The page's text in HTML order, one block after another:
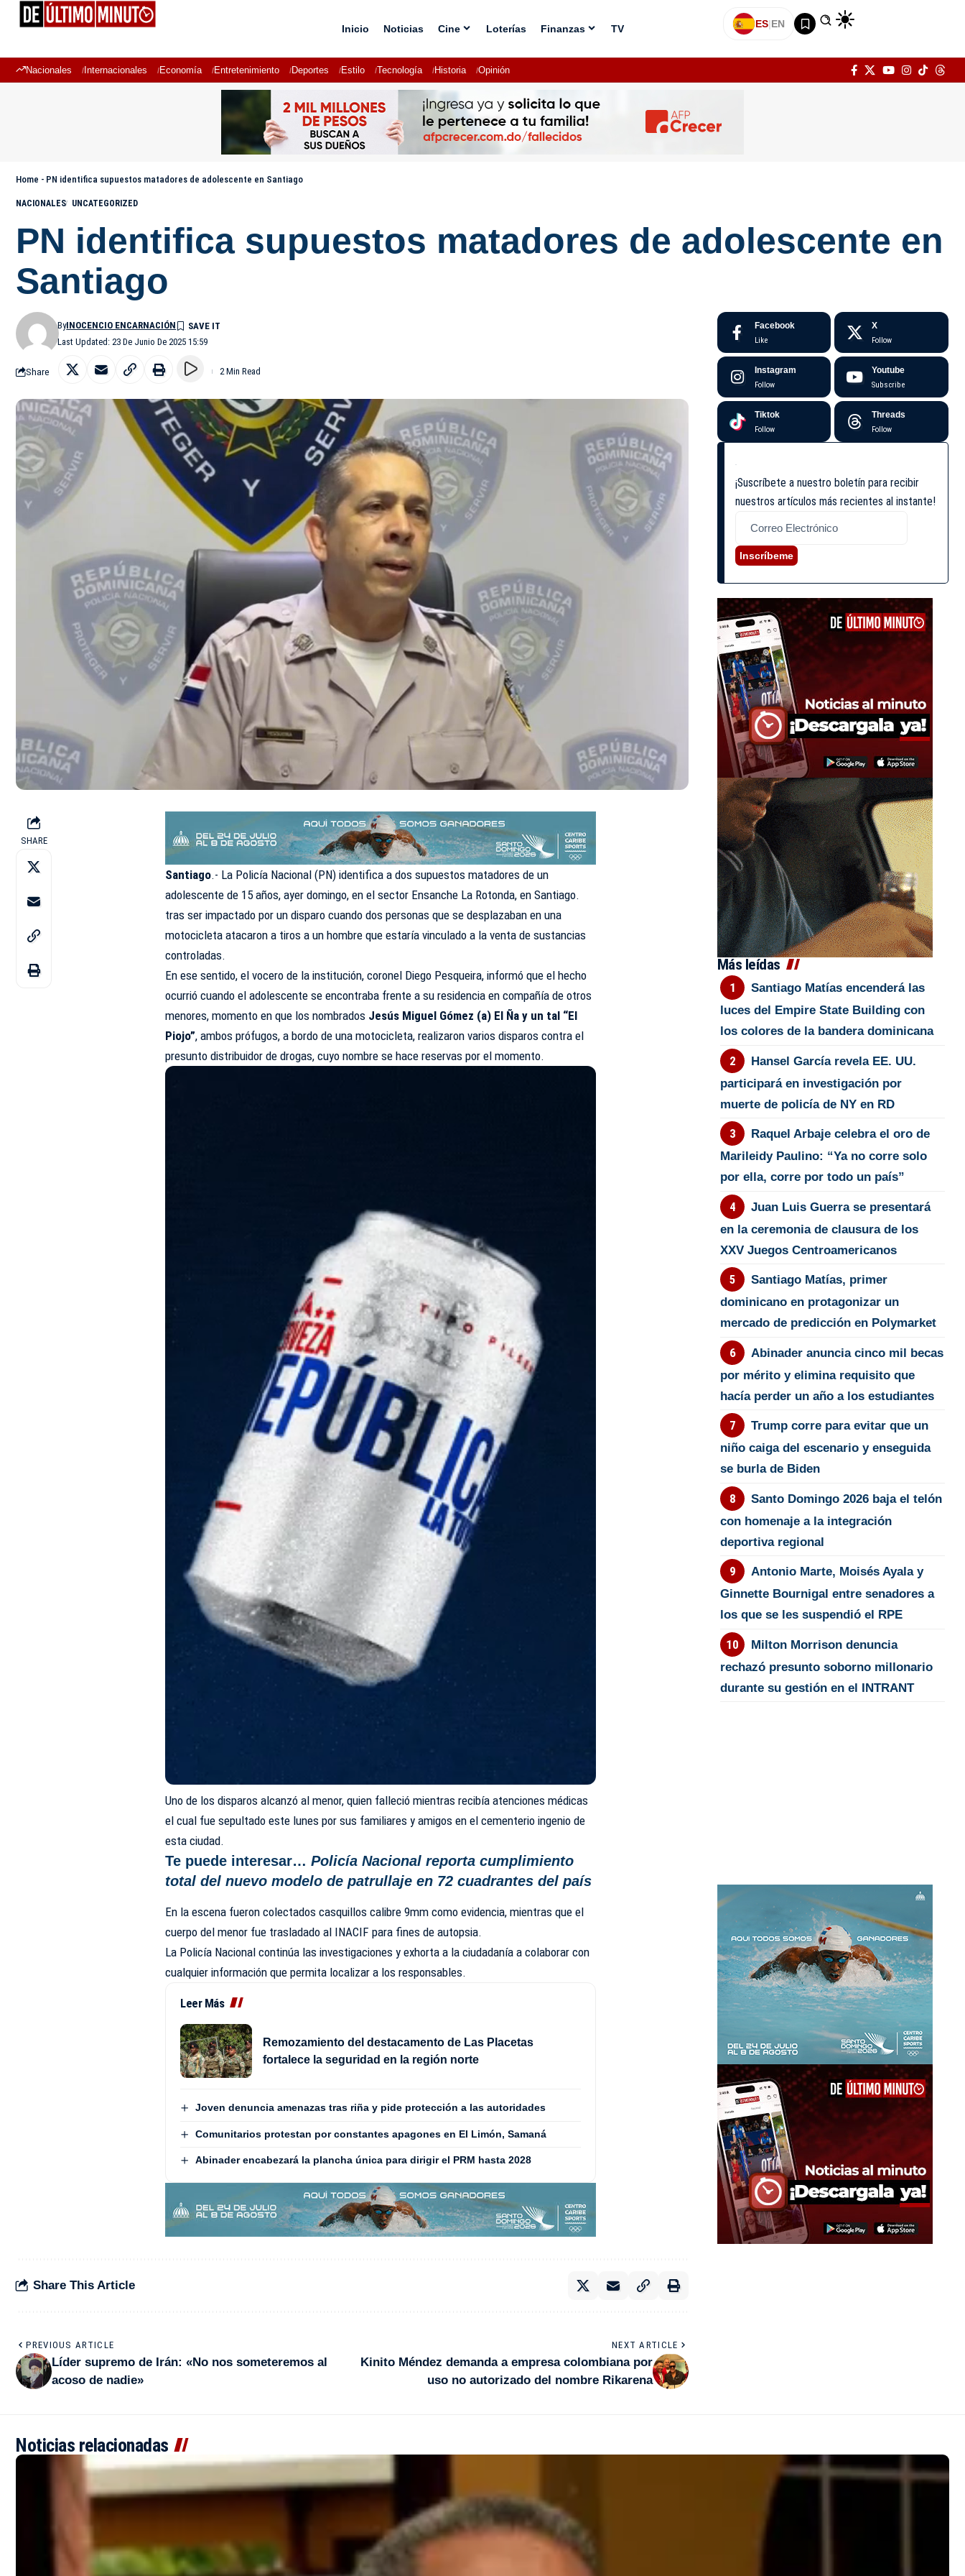
Inicio Noticias Cine Loterías Finanzas TV ES|EN
Nacionales Internacionales Economía Entretenimiento Deportes Estilo Tecnología Historia Opinión
Home - PN identifica supuestos matadores de adolescente en Santiago
NACIONALES UNCATEGORIZED
PN identifica supuestos matadores de adolescente en
Santiago
Last Updated: 23 De Junio De 2025 15:59
ByINOCENCIO ENCARNACIÓN
Share 2 Min Read
SHARE
Santiago.- La Policía Nacional (PN) identifica a dos supuestos matadores de un
adolescente de 15 años, ayer domingo, en el sector Ensanche La Rotonda, en Santiago.
tras ser impactado por un disparo cuando dos personas que se desplazaban en una
motocicleta atacaron a tiros a un hombre que estaría vinculado a la venta de sustancias
controladas.
En ese sentido, el vocero de la institución, coronel Diego Pesqueira, informó que el hecho
ocurrió cuando el adolescente se encontraba frente a su residencia en compañía de otros
menores, momento en que los nombrados Jesús Miguel Gómez (a) El Ña y un tal “El
Piojo”, ambos prófugos, a bordo de una motocicleta, realizaron varios disparos contra el
presunto distribuidor de drogas, cuyo nombre se hace reservas por el momento.
Uno de los disparos alcanzó al menor, quien falleció mientras recibía atenciones médicas
el cual fue sepultado este lunes por sus familiares y amigos en el cementerio ingenio de
esta ciudad.
Te puede interesar… Policía Nacional reporta cumplimiento
total del nuevo modelo de patrullaje en 72 cuadrantes del país
En la escena fueron colectados casquillos calibre 9mm como evidencia, mientras que el
cuerpo del menor fue trasladado al INACIF para fines de autopsia.
La Policía Nacional continúa las investigaciones y exhorta a la ciudadanía a colaborar con
cualquier información que permita localizar a los responsables.
Leer Más
Remozamiento del destacamento de Las Placetas
fortalece la seguridad en la región norte
Joven denuncia amenazas tras riña y pide protección a las autoridades
Comunitarios protestan por constantes apagones en El Limón, Samaná
Abinader encabezará la plancha única para dirigir el PRM hasta 2028
Share This Article
PREVIOUS ARTICLE
Líder supremo de Irán: «No nos someteremos al
acoso de nadie»
NEXT ARTICLE
Kinito Méndez demanda a empresa colombiana por
uso no autorizado del nombre Rikarena
Facebook
Like
X
Follow
Instagram
Follow
Youtube
Subscribe
Tiktok
Follow
Threads
Follow
¡Suscríbete a nuestro boletín para recibir
nuestros artículos más recientes al instante!
Inscríbeme
Más leídas
Santiago Matías encenderá las
luces del Empire State Building con
los colores de la bandera dominicana
Hansel García revela EE. UU.
participará en investigación por
muerte de policía de NY en RD
Raquel Arbaje celebra el oro de
Marileidy Paulino: “Ya no corre solo
por ella, corre por todo un país”
Juan Luis Guerra se presentará
en la ceremonia de clausura de los
XXV Juegos Centroamericanos
Santiago Matías, primer
dominicano en protagonizar un
mercado de predicción en Polymarket
Abinader anuncia cinco mil becas
por mérito y elimina requisito que
hacía perder un año a los estudiantes
Trump corre para evitar que un
niño caiga del escenario y enseguida
se burla de Biden
Santo Domingo 2026 baja el telón
con homenaje a la integración
deportiva regional
Antonio Marte, Moisés Ayala y
Ginnette Bournigal entre senadores a
los que se les suspendió el RPE
Milton Morrison denuncia
rechazó presunto soborno millonario
durante su gestión en el INTRANT
Noticias relacionadas